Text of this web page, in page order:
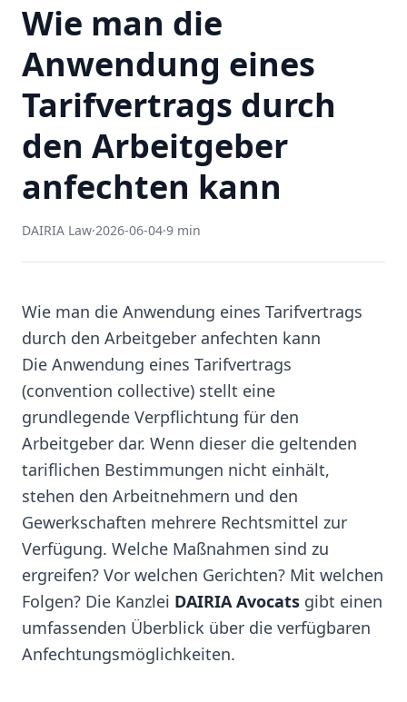
Wie man die
Anwendung eines
Tarifvertrags durch
den Arbeitgeber
anfechten kann
DAIRIA Law·2026-06-04·9 min
Wie man die Anwendung eines Tarifvertrags
durch den Arbeitgeber anfechten kann
Die Anwendung eines Tarifvertrags
(convention collective) stellt eine
grundlegende Verpflichtung für den
Arbeitgeber dar. Wenn dieser die geltenden
tariflichen Bestimmungen nicht einhält,
stehen den Arbeitnehmern und den
Gewerkschaften mehrere Rechtsmittel zur
Verfügung. Welche Maßnahmen sind zu
ergreifen? Vor welchen Gerichten? Mit welchen
Folgen? Die Kanzlei DAIRIA Avocats gibt einen
umfassenden Überblick über die verfügbaren
Anfechtungsmöglichkeiten.